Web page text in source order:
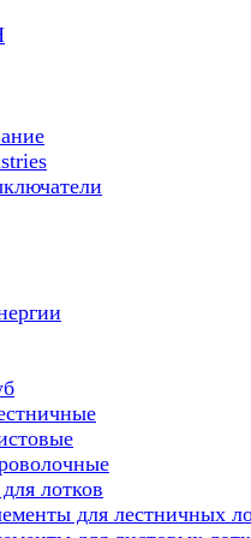
лотков
для лестничных